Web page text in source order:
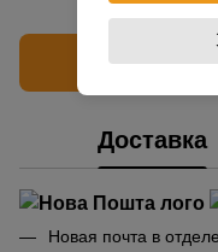
Доставка
Новая почта в